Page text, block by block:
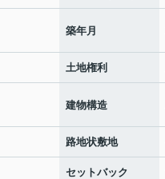
築年月
土地権利
建物構造
路地状敷地
セットバック